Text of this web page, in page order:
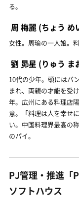
る。
周 梅麗 (ちょう め
女性。周瑜の一人娘。
劉 昴星 (りゅう ま
10代の少年。頭にはバ
まれ、両親の才能を受
年。広州にある料理店
意。「料理は人を幸せ
い。中国料理界最高の
のパイ。
PJ管理・推進「
ソフトハウス